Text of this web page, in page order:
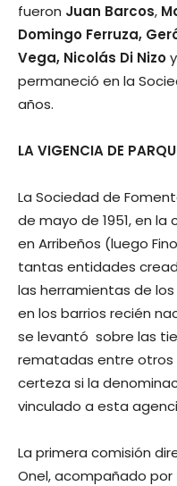
fueron Juan Barcos,
Domingo Ferruza,
Vega, Nicolás Di Nizoy
permaneció en la
años.
LA VIGENCIA DE
La Sociedad de
de mayo de 1951, en la
en Arribeños (luego
tantas entidades
las herramientas de
en los barrios recién
se levantó sobre las
rematadas entre otros
certeza si la
vinculado a esta
La primera comisión
Onel, acompañado por